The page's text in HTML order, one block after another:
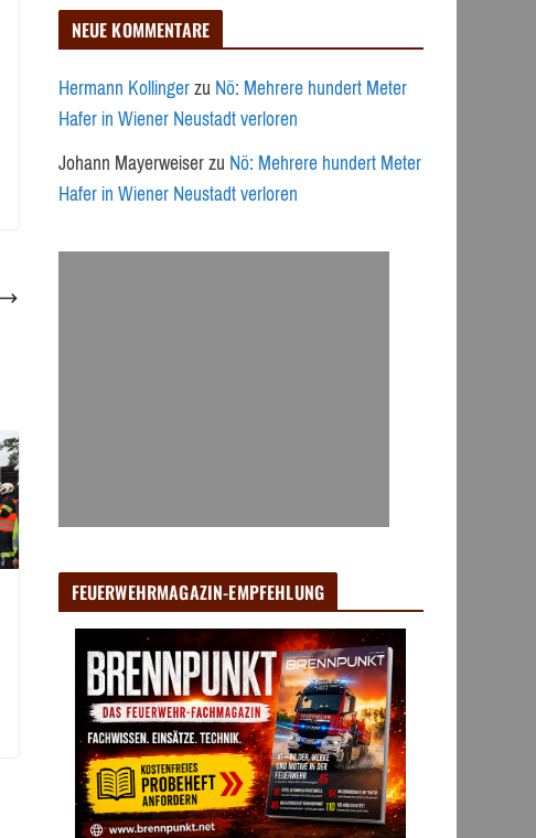
NEUE KOMMENTARE
Hermann KollingerzuNö: Mehrere hundert Meter
Hafer in Wiener Neustadt verloren
Johann MayerweiserzuNö: Mehrere hundert Meter
Hafer in Wiener Neustadt verloren
FEUERWEHRMAGAZIN-EMPFEHLUNG